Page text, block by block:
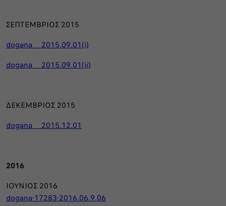
ΣΕΠΤΕΜΒΡΙΟΣ 2015
dogana_ _2015.09.01(i)
dogana_ _2015.09.01(ii)
ΔΕΚΕΜΒΡΙΟΣ 2015
dogana_ _2015.12.01
2016
ΙΟΥΝΙΟΣ 2016
dogana-17283-2016.06.9.06